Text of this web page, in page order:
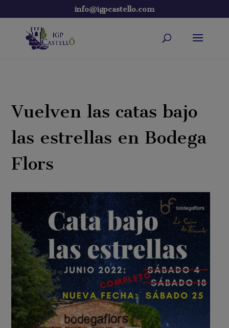
info@igpcastello.com
Vuelven las catas bajo
las estrellas en Bodega
Flors